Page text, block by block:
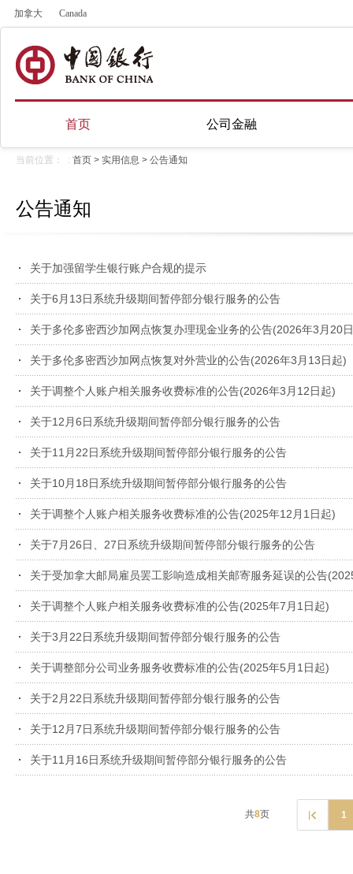
加拿大 Canada
首页 公司金融
当前位置： : 首页 > 实用信息 > 公告通知
公告通知
关于加强留学生银行账户合规的提示
关于6月13日系统升级期间暂停部分银行服务的公告
关于多伦多密西沙加网点恢复办理现金业务的公告(2026年3月20
关于多伦多密西沙加网点恢复对外营业的公告(2026年3月13日起)
关于调整个人账户相关服务收费标准的公告(2026年3月12日起)
关于12月6日系统升级期间暂停部分银行服务的公告
关于11月22日系统升级期间暂停部分银行服务的公告
关于10月18日系统升级期间暂停部分银行服务的公告
关于调整个人账户相关服务收费标准的公告(2025年12月1日起)
关于7月26日、27日系统升级期间暂停部分银行服务的公告
关于受加拿大邮局雇员罢工影响造成相关邮寄服务延误的公告
关于调整个人账户相关服务收费标准的公告(2025年7月1日起)
关于3月22日系统升级期间暂停部分银行服务的公告
关于调整部分公司业务服务收费标准的公告(2025年5月1日起)
关于2月22日系统升级期间暂停部分银行服务的公告
关于12月7日系统升级期间暂停部分银行服务的公告
关于11月16日系统升级期间暂停部分银行服务的公告
共8页 1